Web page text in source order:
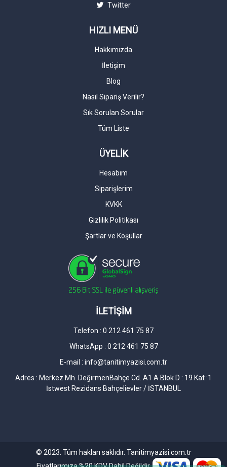
Twitter
HIZLI MENÜ
Hakkımızda
İletişim
Blog
Nasıl Sipariş Verilir?
Sık Sorulan Sorular
Tüm Liste
ÜYELİK
Hesabım
Siparişlerim
KVKK
Gizlilik Politikası
Şartlar ve Koşullar
İLETİŞİM
Telefon : 0 212 461 75 87
WhatsApp : 0 212 461 75 87
E-mail : info@tanitimyazisi.com.tr
Adres : Merkez Mh. DeğirmenBahçe Cd. A1 A Blok D : 19 Kat :1
İstwest Rezidans Bahçelievler / İSTANBUL
© 2023. Tüm hakları saklıdır. Tanitimyazisi.com.tr
Birkaç Dakika içinde cevap veriyoruz.
Akın Bilal Şahin